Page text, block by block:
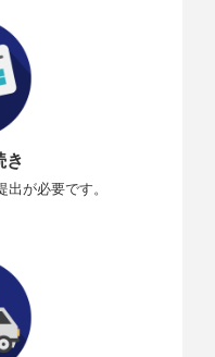
き
が必要です。